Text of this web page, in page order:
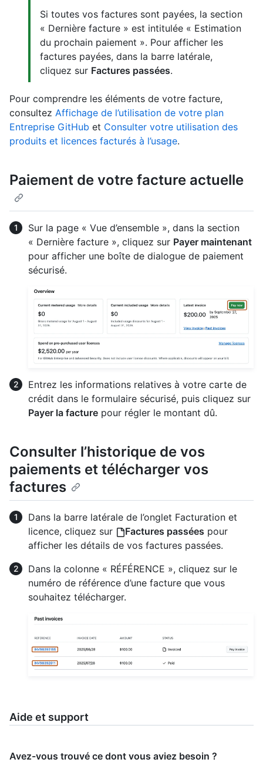
Si toutes vos factures sont payées, la section
« Dernière facture » est intitulée « Estimation
du prochain paiement ». Pour afficher les
factures payées, dans la barre latérale,
cliquez sur Factures passées.
Pour comprendre les éléments de votre facture,
consultez Affichage de l’utilisation de votre plan
Entreprise GitHub et Consulter votre utilisation des
produits et licences facturés à l’usage.
Paiement de votre facture actuelle
Sur la page « Vue d’ensemble », dans la section
« Dernière facture », cliquez sur Payer maintenant
pour afficher une boîte de dialogue de paiement
sécurisé.
Entrez les informations relatives à votre carte de
crédit dans le formulaire sécurisé, puis cliquez sur
Payer la facture pour régler le montant dû.
Consulter l’historique de vos
paiements et télécharger vos
factures
Dans la barre latérale de l’onglet Facturation et
licence, cliquez sur
Factures passées pour
afficher les détails de vos factures passées.
Dans la colonne « RÉFÉRENCE », cliquez sur le
numéro de référence d’une facture que vous
souhaitez télécharger.
Aide et support
Avez-vous trouvé ce dont vous aviez besoin ?